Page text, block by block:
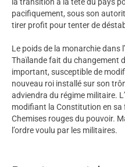
pacifiquement, sous son
tirer profit pour tenter de
Le poids de la monarchie dans
Thaïlande fait du changement
important, susceptible de
nouveau roi installé sur son
adviendra du régime militaire.
modifiant la Constitution en sa
Chemises rouges du pouvoir.
l’ordre voulu par les militaires.